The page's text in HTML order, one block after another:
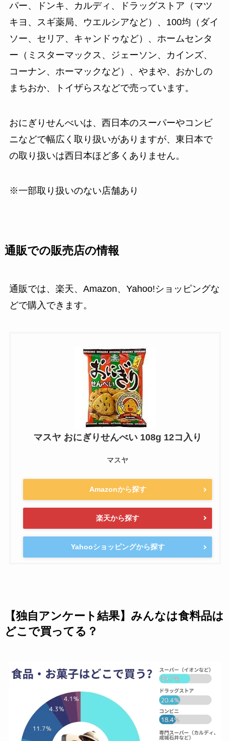
パー、ドンキ、カルディ、ドラッグストア（マツ
キヨ、スギ薬局、ウエルシアなど）、100均（ダイ
ソー、セリア、キャンドゥなど）、ホームセンタ
ー（ミスターマックス、ジェーソン、カインズ、
コーナン、ホーマックなど）、やまや、おかしの
まちおか、トイザらスなどで売っています。
おにぎりせんべいは、西日本のスーパーやコンビ
ニなどで幅広く取り扱いがありますが、東日本で
の取り扱いは西日本ほど多くありません。
※一部取り扱いのない店舗あり
通販での販売店の情報
通販では、楽天、Amazon、Yahoo!ショッピングな
どで購入できます。
マスヤ おにぎりせんべい 108g 12コ入り
マスヤ
Amazonから探す
楽天から探す
Yahooショッピングから探す
【独自アンケート結果】みんなは食料品は
どこで買ってる？